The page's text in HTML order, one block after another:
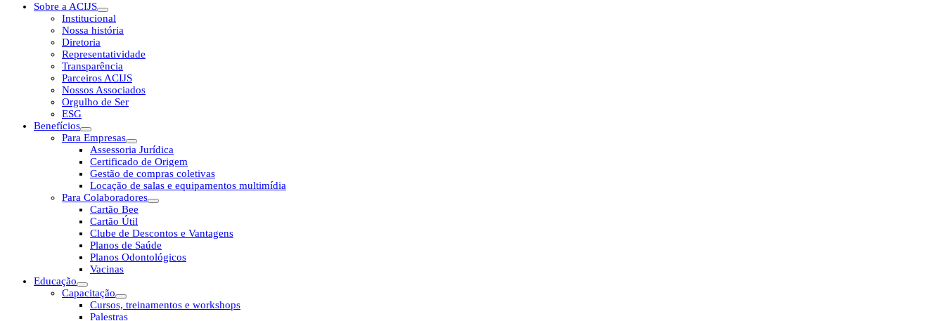
Sobre a ACIJS
Institucional
Nossa história
Diretoria
Representatividade
Transparência
Parceiros ACIJS
Nossos Associados
Orgulho de Ser
ESG
Benefícios
Para Empresas
Assessoria Jurídica
Certificado de Origem
Gestão de compras coletivas
Locação de salas e equipamentos multimídia
Para Colaboradores
Cartão Bee
Cartão Útil
Clube de Descontos e Vantagens
Planos de Saúde
Planos Odontológicos
Vacinas
Educação
Capacitação
Cursos, treinamentos e workshops
Palestras